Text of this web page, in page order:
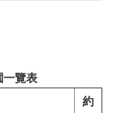
約
一覽表